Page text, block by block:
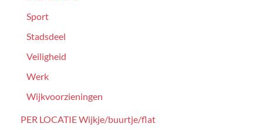
Sport
Stadsdeel
Veiligheid
Werk
Wijkvoorzieningen
PER LOCATIE Wijkje/buurtje/flat